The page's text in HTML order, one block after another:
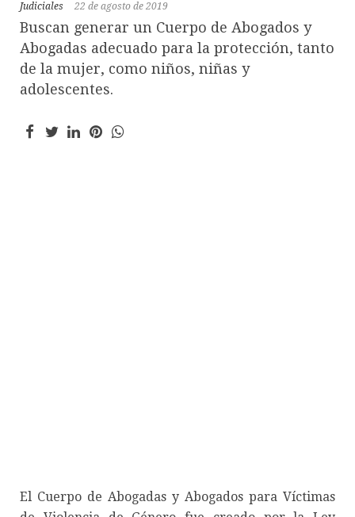
Judiciales 22 de agosto de 2019
Buscan generar un Cuerpo de Abogados y
Abogadas adecuado para la protección, tanto
de la mujer, como niños, niñas y
adolescentes.
El Cuerpo de Abogadas y Abogados para Víctimas